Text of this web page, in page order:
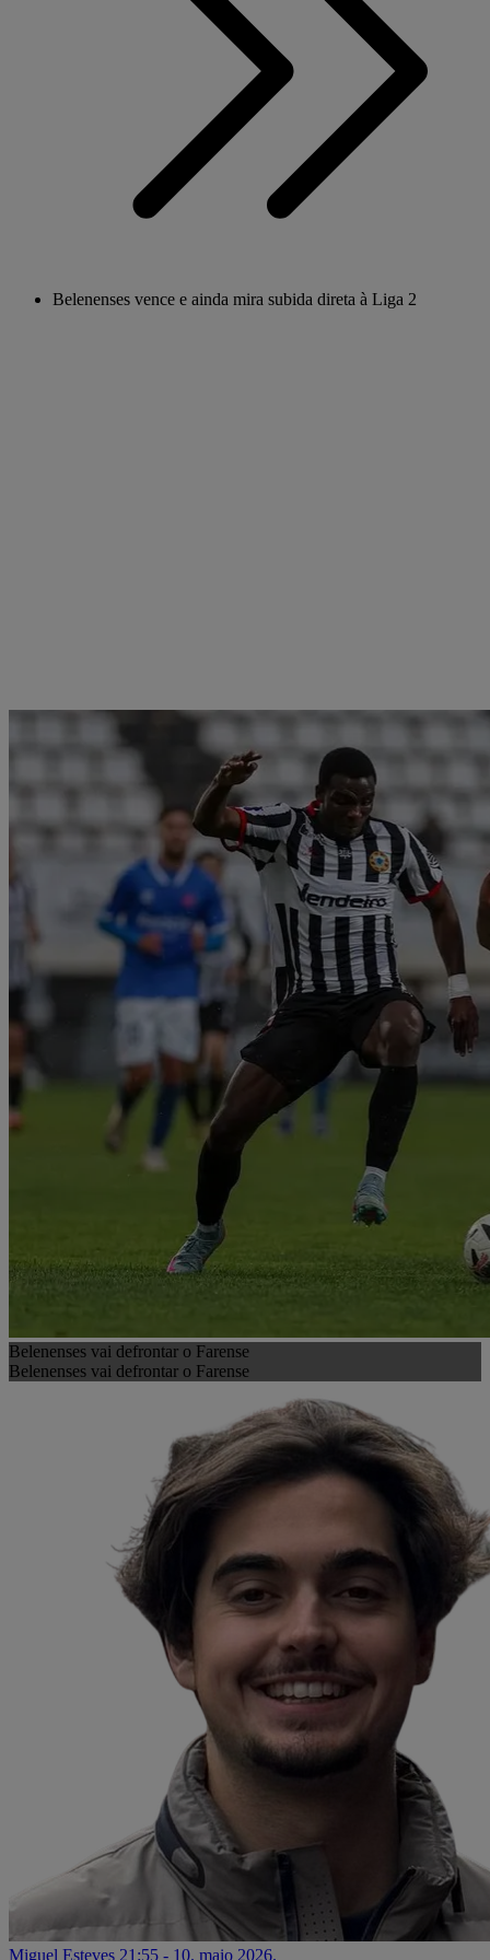
Belenenses vence e ainda mira subida direta à Liga 2
Belenenses vai defrontar o Farense
Belenenses vai defrontar o Farense
Miguel Esteves 21:55 - 10. maio 2026.